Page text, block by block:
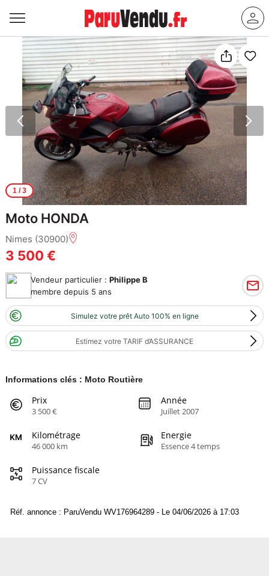
1/ 3
Moto HONDA
Nimes (30900)
3 500 €
Vendeur particulier : Philippe B
membre depuis 5 ans
Simulez votre prêt Auto 100% en ligne
Estimez votre TARIF d’ASSURANCE
Informations clés : Moto Routière
Prix
3 500 €
Année
Juillet 2007
Kilométrage
46 000 km
Energie
Essence 4 temps
Puissance fiscale
7 CV
Réf. annonce : ParuVendu WV176964289 - Le 04/06/2026 à 17:03